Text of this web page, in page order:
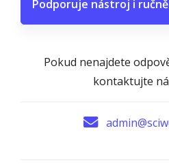
Podporuje nástroj i
Pokud nenajdete
kontaktujte